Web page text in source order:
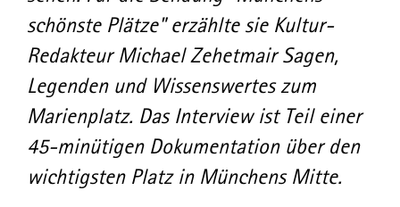
schönste Plätze" erzählte sie Kultur-
Redakteur Michael Zehetmair Sagen,
Legenden und Wissenswertes zum
Marienplatz. Das Interview ist Teil einer
45-minütigen Dokumentation über den
wichtigsten Platz in Münchens Mitte.